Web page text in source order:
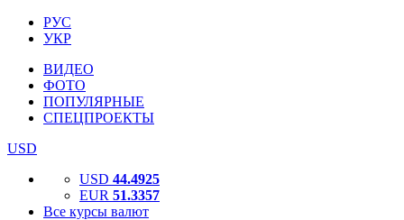
РУС
УКР
ВИДЕО
ФОТО
ПОПУЛЯРНЫЕ
СПЕЦПРОЕКТЫ
USD
USD 44.4925
EUR 51.3357
Все курсы валют